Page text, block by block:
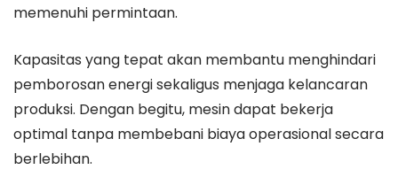
memenuhi permintaan.
Kapasitas yang tepat akan membantu menghindari
pemborosan energi sekaligus menjaga kelancaran
produksi. Dengan begitu, mesin dapat bekerja
optimal tanpa membebani biaya operasional secara
berlebihan.